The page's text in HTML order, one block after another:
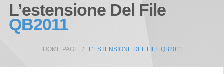
L’estensione Del File
QB2011
HOME PAGE L’ESTENSIONE DEL FILE QB2011